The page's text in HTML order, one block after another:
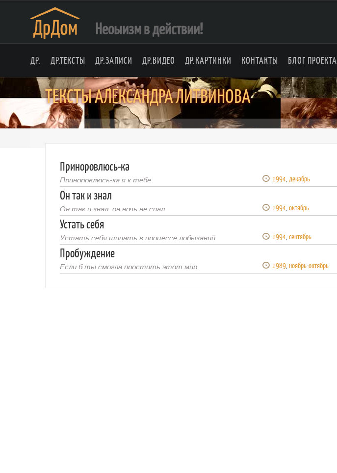
Неоыизм в действии!
ДР. ДР.ТЕКСТЫ ДР.ЗАПИСИ ДР.ВИДЕО ДР.КАРТИНКИ КОНТАКТЫ БЛОГ ПРОЕКТА
ТЕКСТЫ АЛЕКСАНДРА ЛИТВИНОВА
Приноровлюсь-ка
Приноровлюсь-ка я к тебе 1994,декабрь
Он так и знал
Он так и знал, он ночь не спал 1994,октябрь
Устать себя
Устать себя щипать в процессе лобызаний 1994,сентябрь
Пробуждение
Если б ты смогла простить этот мир 1989,ноябрь-октябрь